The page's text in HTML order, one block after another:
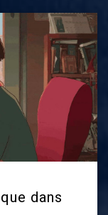
dans